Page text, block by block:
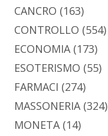
CANCRO (163)
CONTROLLO (554)
ECONOMIA(173)
ESOTERISMO (55)
FARMACI (274)
MASSONERIA(324)
MONETA(14)